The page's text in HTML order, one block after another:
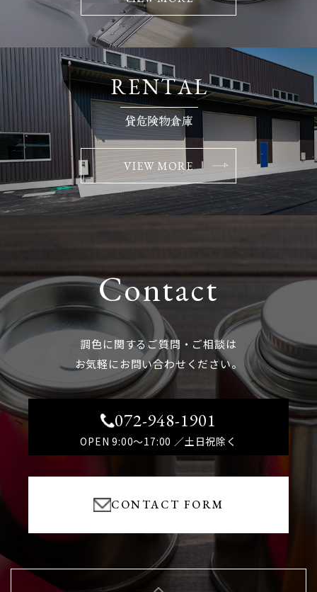
VIEW MORE
Contact
調色に関するご質問・ご相談は
お気軽にお問い合わせください。
072-948-1901
OPEN 9:00～17:00 ／土日祝除く
CONTACT FORM